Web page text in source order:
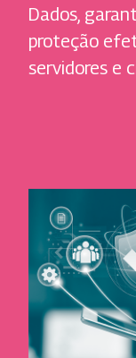
Dados,
proteção
servidores e